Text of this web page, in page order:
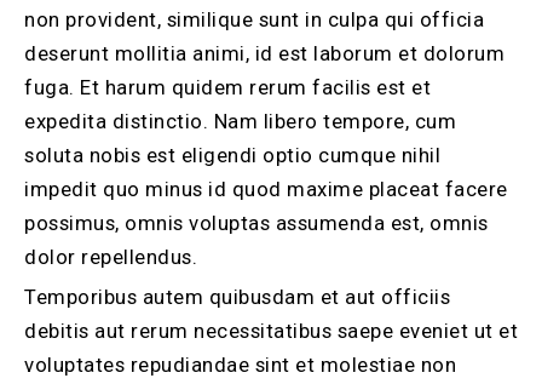
non provident, similique sunt in culpa qui officia
deserunt mollitia animi, id est laborum et dolorum
fuga. Et harum quidem rerum facilis est et
expedita distinctio. Nam libero tempore, cum
soluta nobis est eligendi optio cumque nihil
impedit quo minus id quod maxime placeat facere
possimus, omnis voluptas assumenda est, omnis
dolor repellendus.
Temporibus autem quibusdam et aut officiis
debitis aut rerum necessitatibus saepe eveniet ut et
voluptates repudiandae sint et molestiae non